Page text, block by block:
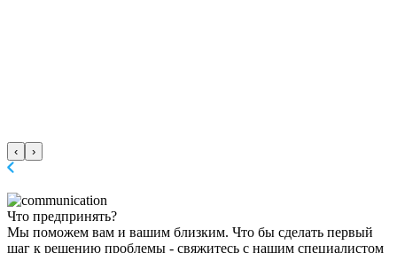
‹ ›
Что предпринять?
Мы поможем вам и вашим близким. Что бы сделать первый
шаг к решению проблемы - свяжитесь с нашим специалистом